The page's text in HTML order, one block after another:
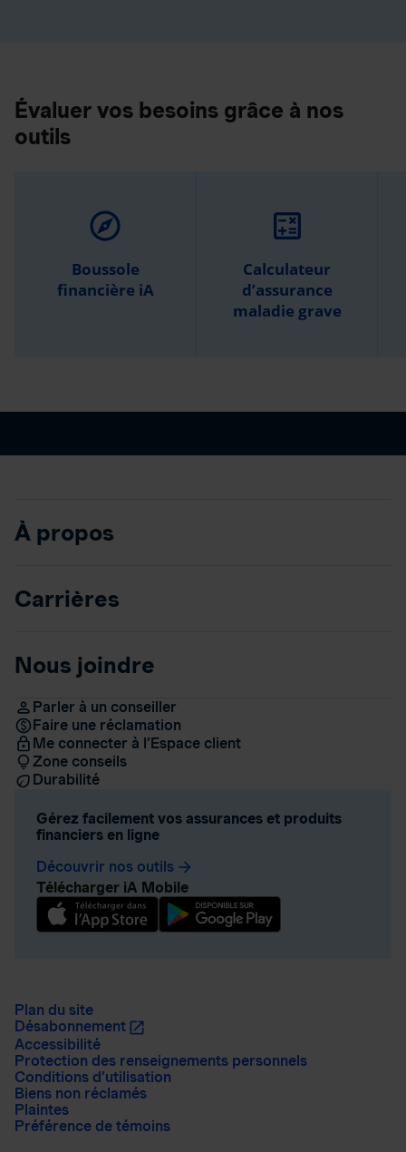
Évaluer vos besoins grâce à nos
outils
explore
Boussole
financière iA
calculate
Calculateur
d’assurance
maladie grave
À propos
Carrières
Nous joindre
Parler à un conseiller
Faire une réclamation
Me connecter à l’Espace client
Zone conseils
Durabilité
Gérez facilement vos assurances et produits
financiers en ligne
Découvrir nos outils arrow_forward
Télécharger iA Mobile
Plan du site
Désabonnement
Accessibilité
Protection des renseignements personnels
Conditions d’utilisation
Biens non réclamés
Plaintes
Préférence de témoins